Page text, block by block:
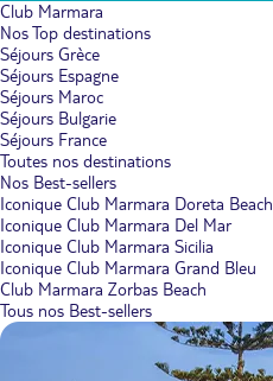
Club Marmara
Nos Top destinations
Séjours Grèce
Séjours Espagne
Séjours Maroc
Séjours Bulgarie
Séjours France
Toutes nos destinations
Nos Best-sellers
Iconique Club Marmara Doreta Beach
Iconique Club Marmara Del Mar
Iconique Club Marmara Sicilia
Iconique Club Marmara Grand Bleu
Club Marmara Zorbas Beach
Tous nos Best-sellers